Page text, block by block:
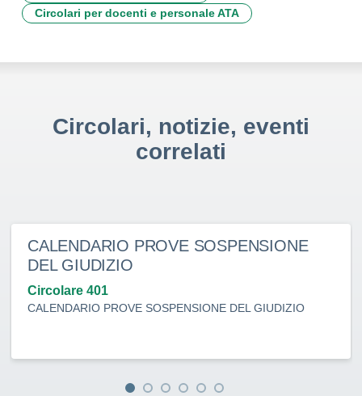
Circolari per docenti e personale ATA
Circolari, notizie, eventi
correlati
CALENDARIO PROVE SOSPENSIONE
DEL GIUDIZIO
Circolare 401
CALENDARIO PROVE SOSPENSIONE DEL GIUDIZIO